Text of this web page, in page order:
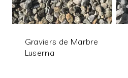
Graviers de Marbre
Luserna